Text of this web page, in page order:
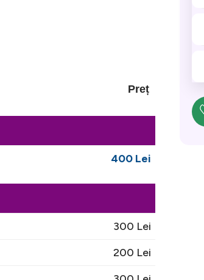
Preț
400 Lei
300 Lei
200 Lei